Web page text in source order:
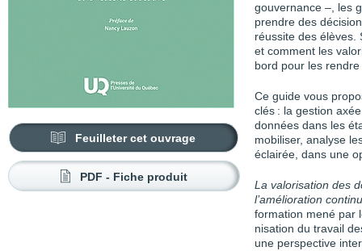
Feuilleter cet ouvrage
PDF - Fiche produit
gouvernance –, les
prendre des
réussite des élèves.
et comment les
bord pour les
Ce guide vous
clés : la gestion
données dans les
mobiliser, analyse
éclairée, dans une
La valorisation des
l’amélioration
formation mené par
nisation du travail
une perspective